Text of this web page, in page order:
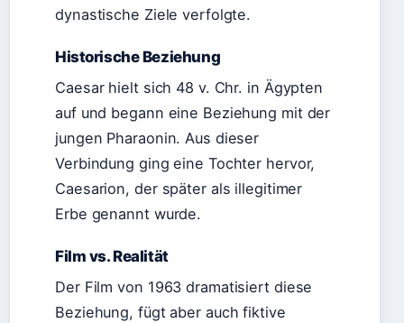
dynastische Ziele verfolgte.
Historische Beziehung
Caesar hielt sich 48 v. Chr. in Ägypten
auf und begann eine Beziehung mit der
jungen Pharaonin. Aus dieser
Verbindung ging eine Tochter hervor,
Caesarion, der später als illegitimer
Erbe genannt wurde.
Film vs. Realität
Der Film von 1963 dramatisiert diese
Beziehung, fügt aber auch fiktive